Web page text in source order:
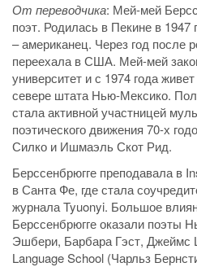
От переводчика: Мей-мей
поэт. Родилась в Пекине в 1947
– американец. Через год после
переехала в США. Мей-мей
университет и с 1974 года
севере штата Нью-Мексико.
стала активной участницей
поэтического движения 70-х
Силко и Ишмаэль Скот Рид.
Берссенбрюгге преподавала в
в Санта Фе, где стала
журнала Tyuonyi. Большое
Берссенбрюгге оказали поэты
Эшбери, Барбара Гэст,
Language School (Чарльз